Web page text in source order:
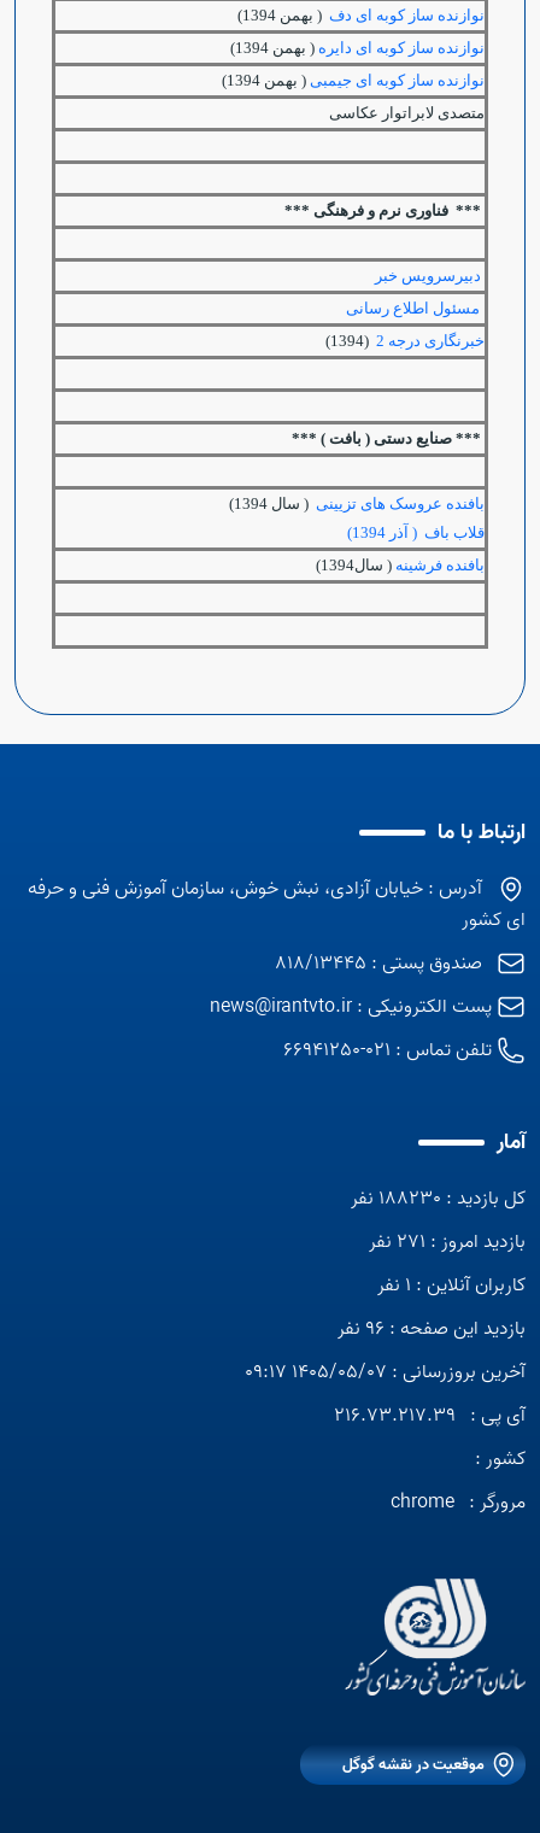
نوازنده ساز کوبه ای دف ( بهمن 1394)
نوازنده ساز کوبه ای دایره ( بهمن 1394)
نوازنده ساز کوبه ای جیمبی ( بهمن 1394)
متصدی لابراتوار عکاسی
*** فناوری نرم و فرهنگی ***
دبیرسرویس خبر
مسئول اطلاع رسانی
خبرنگاری درجه 2
(1394)
*** صنایع دستی ( بافت ) ***
بافنده عروسک های تزیینی ( سال 1394)
قلاب باف ( آذر 1394)
بافنده فرشینه ( سال1394)
ارتباط با ما
آدرس : خیابان آزادی، نبش خوش، سازمان آموزش فنی و حرفه
ای کشور
صندوق پستی : 818/13445
پست الکترونیکی :news@irantvto.ir
تلفن تماس : 021-66941250
آمار
کل بازدید : 188230 نفر
بازدید امروز : 271 نفر
کاربران آنلاین : 1 نفر
بازدید این صفحه : 96 نفر
آخرین بروزرسانی : 1405/05/07 09:17
آی پی : 216.73.217.39
کشور :
مرورگر : chrome
موقعیت در نقشه گوگل